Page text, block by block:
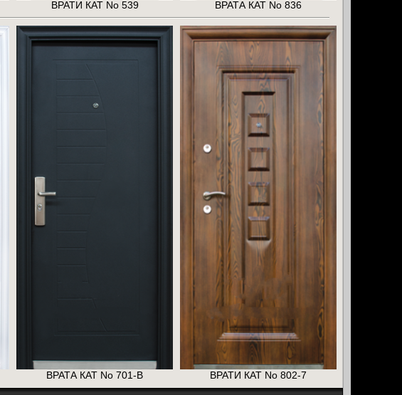
ВРАТИ КАТ No 539 ВРАТА КАТ No 836
ВРАТА КАТ No 701-B ВРАТИ КАТ No 802-7